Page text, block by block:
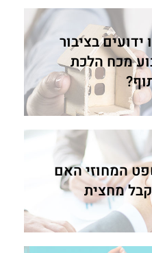
ידועים בציבור
מכח הלכת
המחוזי האם
מחצית